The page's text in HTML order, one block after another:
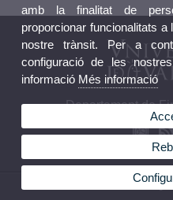
Departament de
© 2026 UV. - Avda.
amb la finalitat de
proporcionar funcionalitats
nostre trànsit. Per a
configuració de les
informació Més informació